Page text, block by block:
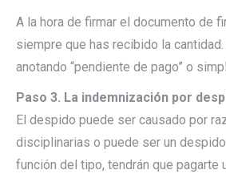
A la hora de firmar el documento de
siempre que has recibido la
anotando “pendiente de pago” o
Paso 3. La indemnización por
El despido puede ser causado por
disciplinarias o puede ser un
función del tipo, tendrán que pagarte